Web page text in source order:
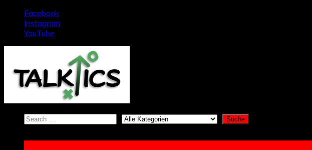
springen
Facebook
Instagram
YouTube